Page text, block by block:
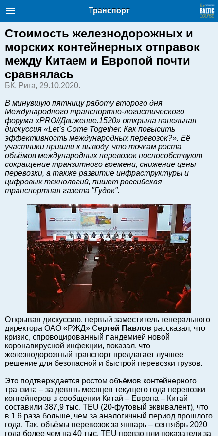
Балтийский курс. Новости и
аналитика
English
Очерки по новейшей истории
Хорошо для дела
Аналитика
Инвестиции
Транспорт
Энергетика
Недвижимость
Финансы
Рынки и компании
Балтийский экспорт
Туризм
Советы юриста
ЕС - Балтия
Балтия - СНГ
Люди дела
Круглый стол
Образование и наука
Экономическая история
Прямая речь
Форумы
Книга
Архив
Сергей Тюленев: студия
Транспорт
Стоимость железнодорожных и
морских контейнерных отправок
между Китаем и Европой почти
сравнялась
БК, Рига, 29.10.2020.
В минувшую пятницу работу второго дня
Международного транспортно-логистического
форума «PRO//Движение.1520» открыла панельная
дискуссия «Let’s Come Together. Как повысить
эффективность международных перевозок?». Её
участники пришли к выводу, что точкам роста
объёмов международных перевозок поспособствуют
сокращение транзитного времени, снижение цены
перевозки, а также развитие инфраструктуры и
цифровых технологий, пишет российская
транспортная газета "Гудок".
Открывая дискуссию, первый заместитель генерального
директора ОАО «РЖД» Сергей Павлов рассказал, что
кризис, спровоцированный пандемией новой
коронавирусной инфекции, показал, что
железнодорожный транспорт предлагает лучшее
решение для безопасной и быстрой перевозки грузов.
Это подтверждается ростом объёмов контейнерного
транзита – за девять месяцев текущего года перевозки
контейнеров в сообщении Китай – Европа – Китай
составили 387,9 тыс. TEU (20-футовый эквивалент), что
в 1,6 раза больше, чем за аналогичный период прошлого
года. Так, объёмы перевозок за январь – сентябрь 2020
года более чем на 40 тыс. TEU превзошли показатели за